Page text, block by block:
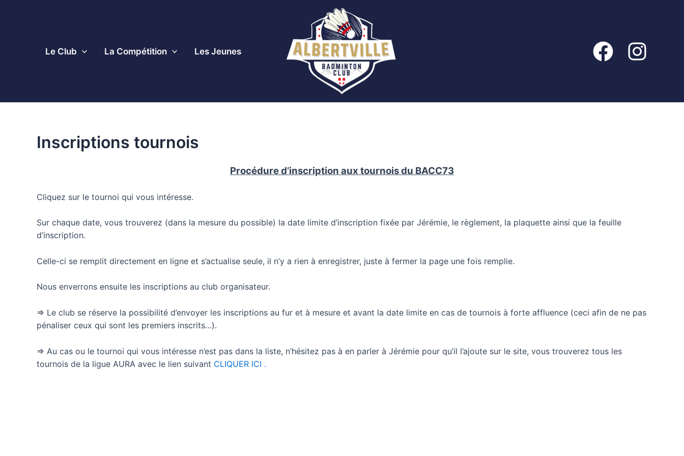
Le Club
La Compétition Les Jeunes
Inscriptions tournois
Procédure d’inscription aux tournois du BACC73
Cliquez sur le tournoi qui vous intéresse.
Sur chaque date, vous trouverez (dans la mesure du possible) la date limite d’inscription fixée par Jérémie, le règlement, la plaquette ainsi que la feuille
d’inscription.
Celle-ci se remplit directement en ligne et s’actualise seule, il n’y a rien à enregistrer, juste à fermer la page une fois remplie.
Nous enverrons ensuite les inscriptions au club organisateur.
=> Le club se réserve la possibilité d’envoyer les inscriptions au fur et à mesure et avant la date limite en cas de tournois à forte affluence (ceci afin de ne pas
pénaliser ceux qui sont les premiers inscrits…).
=> Au cas ou le tournoi qui vous intéresse n’est pas dans la liste, n’hésitez pas à en parler à Jérémie pour qu’il l’ajoute sur le site, vous trouverez tous les
tournois de la ligue AURA avec le lien suivant CLIQUER ICI .